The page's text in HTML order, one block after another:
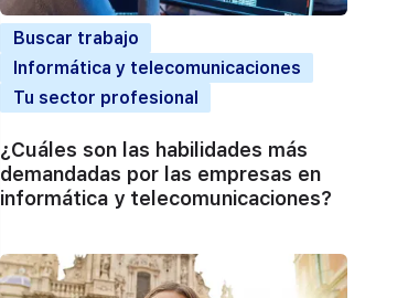
Buscar trabajo
Informática y telecomunicaciones
Tu sector profesional
¿Cuáles son las habilidades más
demandadas por las empresas en
informática y telecomunicaciones?